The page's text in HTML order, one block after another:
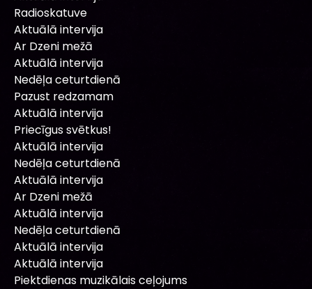
Radioskatuve
Aktuālā intervija
Ar Dzeni mežā
Aktuālā intervija
Nedēļa ceturtdienā
Pazust redzamam
Aktuālā intervija
Priecīgus svētkus!
Aktuālā intervija
Nedēļa ceturtdienā
Aktuālā intervija
Ar Dzeni mežā
Aktuālā intervija
Nedēļa ceturtdienā
Aktuālā intervija
Aktuālā intervija
Piektdienas muzikālais ceļojums